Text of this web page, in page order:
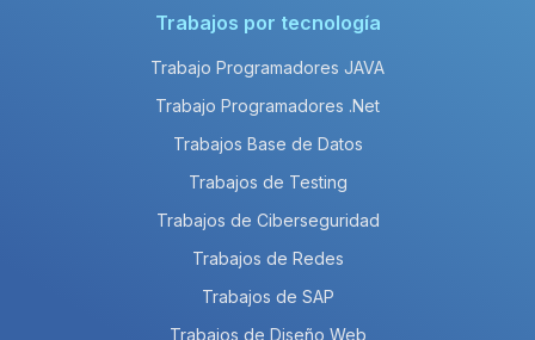
Trabajos por tecnología
Trabajo Programadores JAVA
Trabajo Programadores .Net
Trabajos Base de Datos
Trabajos de Testing
Trabajos de Ciberseguridad
Trabajos de Redes
Trabajos de SAP
Trabajos de Diseño Web